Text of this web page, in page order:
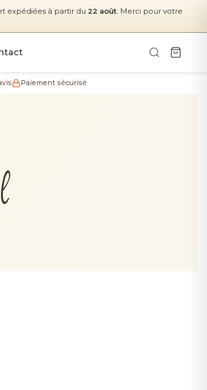
expédiées à partir du22 août. Merci pour votre
Paiement sécurisé